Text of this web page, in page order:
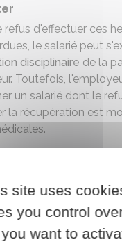
refus d'effectuer ces
le salarié peut
disciplinaire de la
Toutefois,
un salarié dont le
la récupération est
s'organise la
d'heure de
effectuer ?
site uses
you control
you want to